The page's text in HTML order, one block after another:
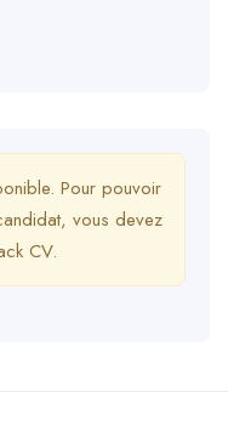
Pour pouvoir
vous devez
CV.